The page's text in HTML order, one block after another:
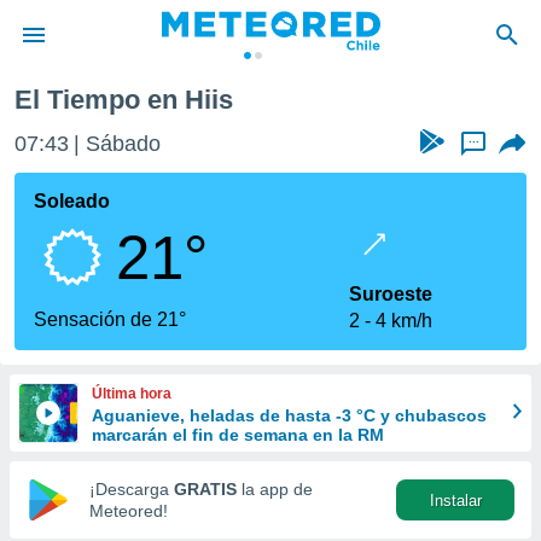
de
por
que se
calidad.
a este
las
y
forma
digital
basada
El Tiempo en Hiis
07:43 Sábado ...
Soleado
21°
Sensación de 21°
Suroeste
2
4 km/h
Última hora
Aguanieve, heladas de hasta -3 °C y chubascos
marcarán el fin de semana en la RM
¡Descarga GRATIS la app de
Meteored!
Instalar